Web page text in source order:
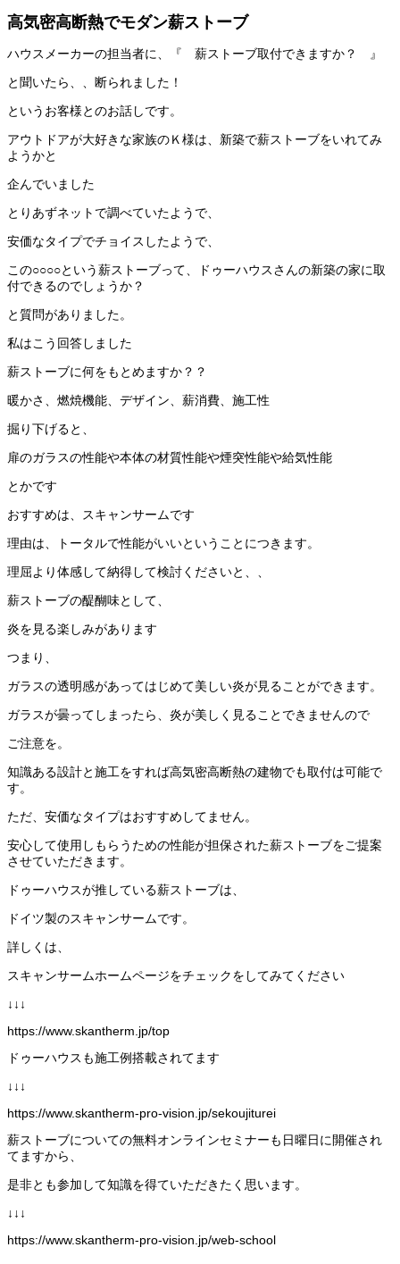
高気密高断熱でモダン薪ストーブ
ハウスメーカーの担当者に、『 薪ストーブ取付できますか？ 』
と聞いたら、、断られました！
というお客様とのお話しです。
アウトドアが大好きな家族のＫ様は、新築で薪ストーブをいれてみ
ようかと
企んでいました
とりあずネットで調べていたようで、
安価なタイプでチョイスしたようで、
この○○○○という薪ストーブって、ドゥーハウスさんの新築の家に取
付できるのでしょうか？
と質問がありました。
私はこう回答しました
薪ストーブに何をもとめますか？？
暖かさ、燃焼機能、デザイン、薪消費、施工性
掘り下げると、
扉のガラスの性能や本体の材質性能や煙突性能や給気性能
とかです
おすすめは、スキャンサームです
理由は、トータルで性能がいいということにつきます。
理屈より体感して納得して検討くださいと、、
薪ストーブの醍醐味として、
炎を見る楽しみがあります
つまり、
ガラスの透明感があってはじめて美しい炎が見ることができます。
ガラスが曇ってしまったら、炎が美しく見ることできませんので
ご注意を。
知識ある設計と施工をすれば高気密高断熱の建物でも取付は可能で
す。
ただ、安価なタイプはおすすめしてません。
安心して使用しもらうための性能が担保された薪ストーブをご提案
させていただきます。
ドゥーハウスが推している薪ストーブは、
ドイツ製のスキャンサームです。
詳しくは、
スキャンサームホームページをチェックをしてみてください
↓↓↓
https://www.skantherm.jp/top
ドゥーハウスも施工例搭載されてます
↓↓↓
https://www.skantherm-pro-vision.jp/sekoujiturei
薪ストーブについての無料オンラインセミナーも日曜日に開催され
てますから、
是非とも参加して知識を得ていただきたく思います。
↓↓↓
https://www.skantherm-pro-vision.jp/web-school